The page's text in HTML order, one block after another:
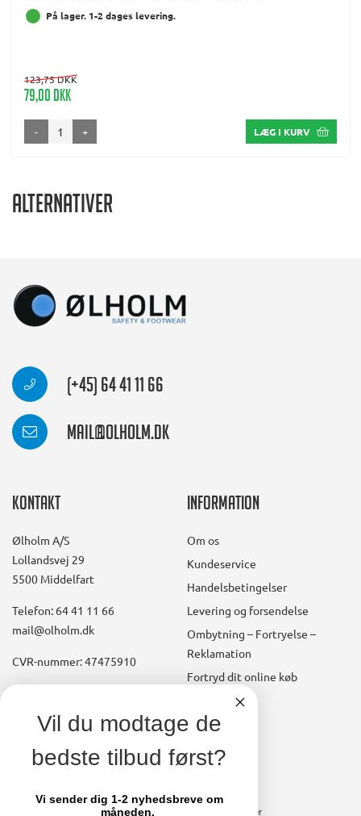
På lager. 1-2 dages levering.
123,75 DKK
79,00 DKK
- + LÆG I KURV
Alternativer
(+45) 64 41 11 66
mail@olholm.dk
Kontakt
Ølholm A/S
Lollandsvej 29
5500 Middelfart
Telefon: 64 41 11 66
mail@olholm.dk
CVR-nummer: 47475910
Information
Om os
Kundeservice
Handelsbetingelser
Levering og forsendelse
Ombytning – Fortryelse –
Reklamation
Fortryd dit online køb
Konto
Brugerkonto, startside
square
facebook
Vil du modtage de
bedste tilbud først?
Vi sender dig 1-2 nyhedsbreve om
måneden.